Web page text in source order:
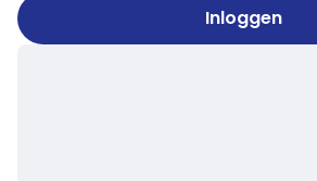
Inloggen